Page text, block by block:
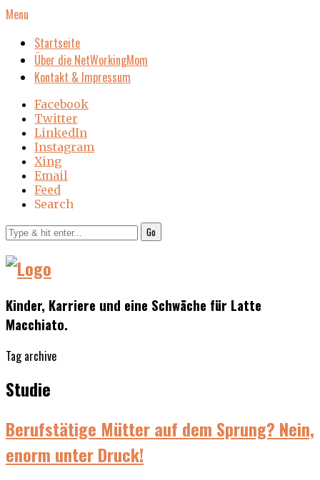
Menu
Startseite
Über die NetWorkingMom
Kontakt & Impressum
Facebook
Twitter
LinkedIn
Instagram
Xing
Email
Feed
Search
Go
Kinder, Karriere und eine Schwäche für Latte
Macchiato.
Tag archive
Studie
Berufstätige Mütter auf dem Sprung? Nein,
enorm unter Druck!